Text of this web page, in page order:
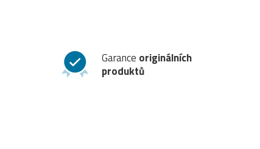
Garance originálních
produktů